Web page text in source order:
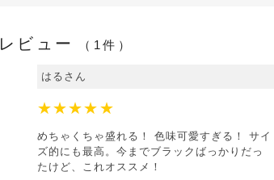
レビュー （1件）
はるさん
★★★★★
めちゃくちゃ盛れる！ 色味可愛すぎる！ サイ
ズ的にも最高。今までブラックばっかりだっ
たけど、これオススメ！